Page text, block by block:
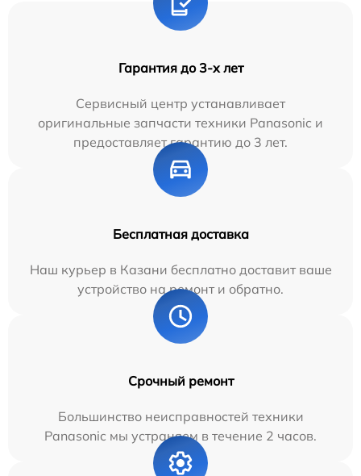
Гарантия до 3-х лет
Сервисный центр устанавливает
оригинальные запчасти техники Panasonic и
предоставляет гарантию до 3 лет.
Бесплатная доставка
Наш курьер в Казани бесплатно доставит ваше
устройство на ремонт и обратно.
Срочный ремонт
Большинство неисправностей техники
Panasonic мы устраняем в течение 2 часов.